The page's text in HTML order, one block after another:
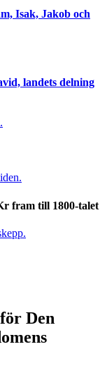
Isak, Jakob och
landets delning
fram till 1800-talet
Den